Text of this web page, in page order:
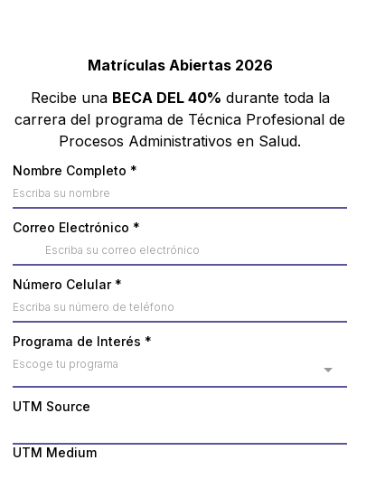
Matrículas Abiertas 2026
Recibe una BECA DEL 40% durante toda la
carrera del programa de Técnica Profesional de
Procesos Administrativos en Salud.
Nombre Completo *
Correo Electrónico *
Número Celular *
Programa de Interés *
Escoge tu programa
UTM Source
UTM Medium